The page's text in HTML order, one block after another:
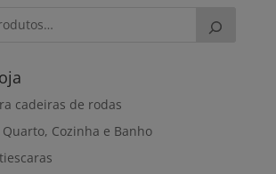
cadeiras de rodas
Cozinha e Banho